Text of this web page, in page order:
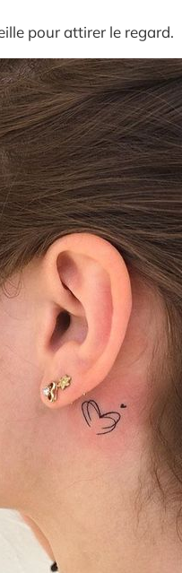
pour attirer le regard.